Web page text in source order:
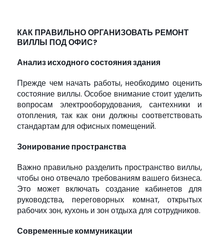
КАК ПРАВИЛЬНО ОРГАНИЗОВАТЬ РЕМОНТ
ВИЛЛЫ ПОД ОФИС?
Анализ исходного состояния здания
Прежде чем начать работы, необходимо оценить
состояние виллы. Особое внимание стоит уделить
вопросам электрооборудования, сантехники и
отопления, так как они должны соответствовать
стандартам для офисных помещений.
Зонирование пространства
Важно правильно разделить пространство виллы,
чтобы оно отвечало требованиям вашего бизнеса.
Это может включать создание кабинетов для
руководства, переговорных комнат, открытых
рабочих зон, кухонь и зон отдыха для сотрудников.
Современные коммуникации